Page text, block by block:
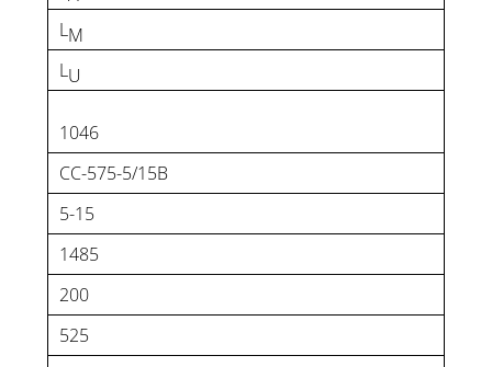
LM
LU
1046
CC-575-5/15B
5-15
1485
200
525